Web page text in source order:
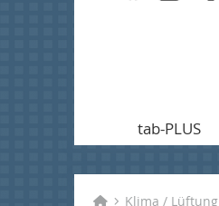
tab-PLUS
Klima / Lüftung